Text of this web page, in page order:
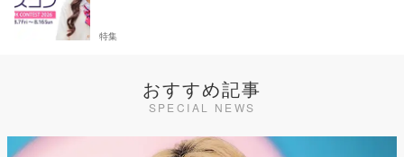
特集
おすすめ記事
SPECIAL NEWS